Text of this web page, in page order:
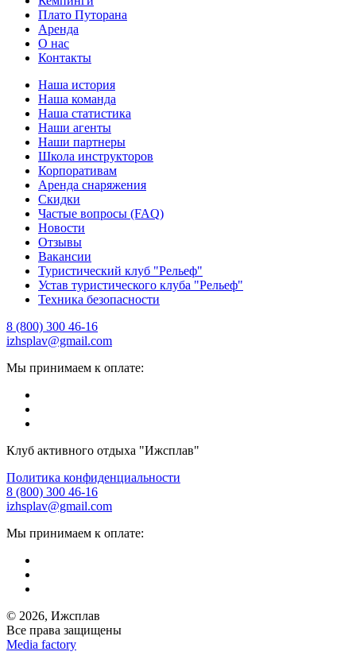
Плато Путорана
Аренда
О нас
Контакты
Наша история
Наша команда
Наша статистика
Наши агенты
Наши партнеры
Школа инструкторов
Корпоративам
Аренда снаряжения
Скидки
Частые вопросы (FAQ)
Новости
Отзывы
Вакансии
Туристический клуб "Рельеф"
Устав туристического клуба "Рельеф"
Техника безопасности
8 (800) 300 46-16
izhsplav@gmail.com
Мы принимаем к оплате:
Клуб активного отдыха "Ижсплав"
Политика конфиденциальности
8 (800) 300 46-16
izhsplav@gmail.com
Мы принимаем к оплате:
© 2026, Ижсплав
Все права защищены
Media factory